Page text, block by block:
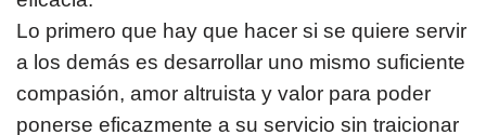
Lo primero que hay que hacer si se quiere servir
a los demás es desarrollar uno mismo suficiente
compasión, amor altruista y valor para poder
ponerse eficazmente a su servicio sin traicionar